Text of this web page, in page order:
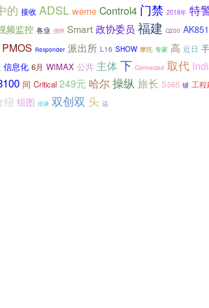
的 接收 ADSL weme Control4 门禁 2018年 特
频监控 各业 强悍 Smart 政协委员 福建 Q200 AK851
PMOS Responder 派出所 L16 SHOW 摩托 专家 高 近日
信息化 6月 WiMAX 公共 主体下 Connected 取代
间 Critical 249元 哈尔操纵 旅长 S565 键 工程
绍 组图 洽谈 双创双 头 运